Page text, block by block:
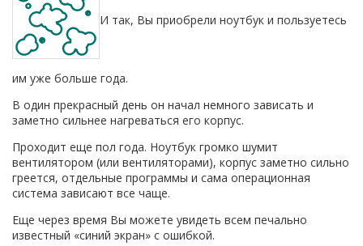
И так, Вы приобрели ноутбук и пользуетесь
им уже больше года.
В один прекрасный день он начал немного зависать и
заметно сильнее нагреваться его корпус.
Проходит еще пол года. Ноутбук громко шумит
вентилятором (или вентиляторами), корпус заметно сильно
греется, отдельные программы и сама операционная
система зависают все чаще.
Еще через время Вы можете увидеть всем печально
известный «синий экран» с ошибкой.